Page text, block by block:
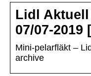
Lidl Aktuell
07/07-2019
Mini-pelarfläkt –
archive